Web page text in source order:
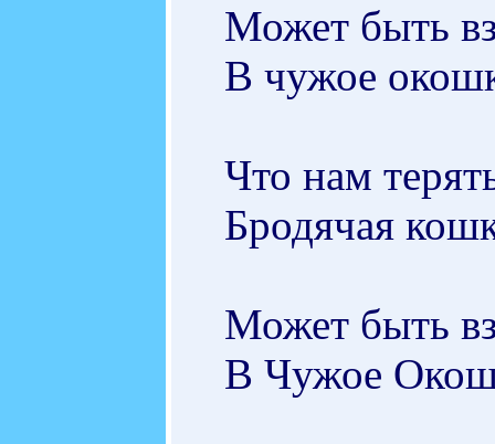
Может быть
В чужое
Что нам
Бродячая
Может быть
В Чужое